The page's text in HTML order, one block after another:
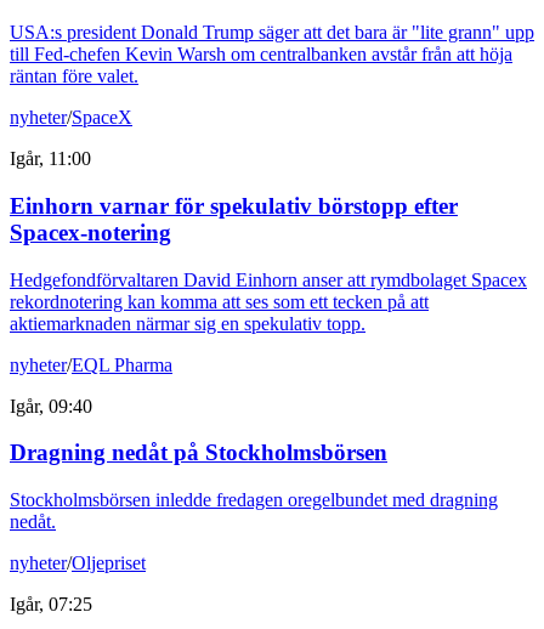
USA:s president Donald Trump säger att det bara är "lite grann" upp
till Fed-chefen Kevin Warsh om centralbanken avstår från att höja
räntan före valet.
nyheter/SpaceX
Igår, 11:00
Einhorn varnar för spekulativ börstopp efter
Spacex-notering
Hedgefondförvaltaren David Einhorn anser att rymdbolaget Spacex
rekordnotering kan komma att ses som ett tecken på att
aktiemarknaden närmar sig en spekulativ topp.
nyheter/EQL Pharma
Igår, 09:40
Dragning nedåt på Stockholmsbörsen
Stockholmsbörsen inledde fredagen oregelbundet med dragning
nedåt.
nyheter/Oljepriset
Igår, 07:25